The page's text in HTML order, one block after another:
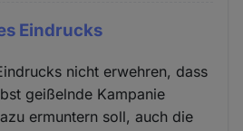
Eindrucks
nicht erwehren, dass
geißelnde Kampanie
ermuntern soll, auch die